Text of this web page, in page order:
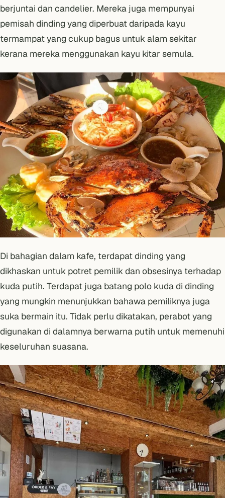
berjuntai dan candelier. Mereka juga mempunyai
pemisah dinding yang diperbuat daripada kayu
termampat yang cukup bagus untuk alam sekitar
kerana mereka menggunakan kayu kitar semula.
Di bahagian dalam kafe, terdapat dinding yang
dikhaskan untuk potret pemilik dan obsesinya terhadap
kuda putih. Terdapat juga batang polo kuda di dinding
yang mungkin menunjukkan bahawa pemiliknya juga
suka bermain itu. Tidak perlu dikatakan, perabot yang
digunakan di dalamnya berwarna putih untuk memenuhi
keseluruhan suasana.